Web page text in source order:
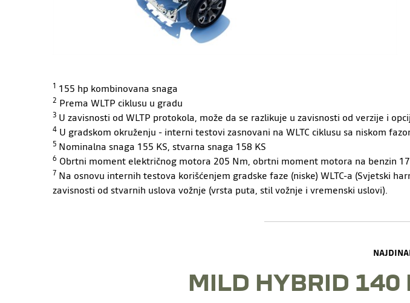
1 155 hp kombinovana snaga
2 Prema WLTP ciklusu u gradu
3 U zavisnosti od WLTP protokola, može da se razlikuje u zavisnosti od verzije i
4 U gradskom okruženju - interni testovi zasnovani na WLTC ciklusu sa niskom
5 Nominalna snaga 155 KS, stvarna snaga 158 KS
6 Obrtni moment električnog motora 205 Nm, obrtni moment motora na benzin
7 Na osnovu internih testova korišćenjem gradske faze (niske) WLTC-a (Svjetski
zavisnosti od stvarnih uslova vožnje (vrsta puta, stil vožnje i vremenski uslovi).
MILD HYBRID 140